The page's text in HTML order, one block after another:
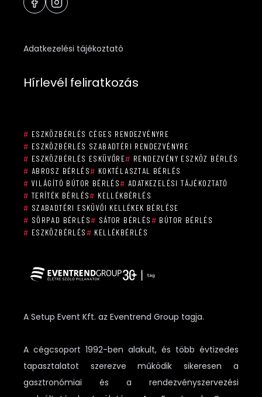
Adatkezelési tájékoztató
Hírlevél feliratkozás
# ESZKÖZBÉRLÉS CÉGES RENDEZVÉNYRE
# ESZKÖZBÉRLÉS SZABADTÉRI RENDEZVÉNYRE
# ESZKÖZBÉRLÉS ESKÜVŐRE# RENDEZVÉNY ESZKÖZ BÉRLÉS
# ABROSZ BÉRLÉS# KOKTÉLASZTAL BÉRLÉS
# VILÁGÍTÓ BÚTOR BÉRLÉS# ADATKEZELÉSI TÁJÉKOZTATÓ
# TERÍTÉK BÉRLÉS# KELLÉKBÉRLÉS
# SZABADTÉRI ESKÜVŐI KELLÉKEK BÉRLÉSE
# SÖRPAD BÉRLÉS# SÁTOR BÉRLÉS# BÚTOR BÉRLÉS
# ESZKÖZBÉRLÉS# KELLÉKBÉRLÉS
A Setup Event Kft. az Eventrend Group tagja.
A cégcsoport 1992-ben alakult, és több évtizedes
tapasztalatot szerezve működik sikeresen a
gasztronómiai és a rendezvényszervezési